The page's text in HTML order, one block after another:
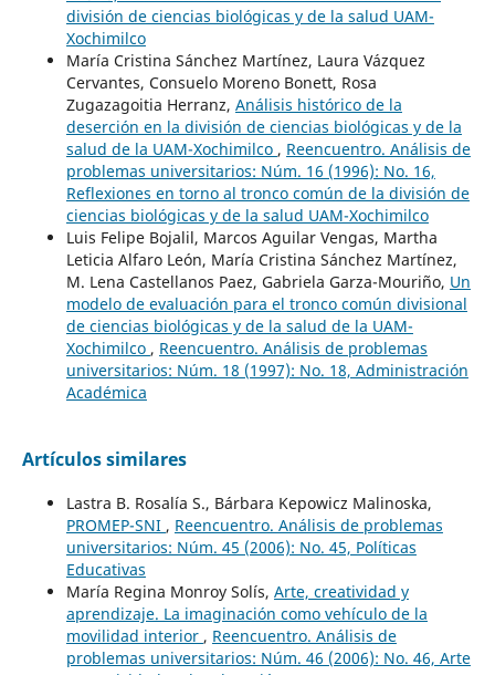
división de ciencias biológicas y de la salud UAM-
Xochimilco
María Cristina Sánchez Martínez, Laura Vázquez
Cervantes, Consuelo Moreno Bonett, Rosa
Zugazagoitia Herranz, Análisis histórico de la
deserción en la división de ciencias biológicas y de la
salud de la UAM-Xochimilco , Reencuentro. Análisis de
problemas universitarios: Núm. 16 (1996): No. 16,
Reflexiones en torno al tronco común de la división de
ciencias biológicas y de la salud UAM-Xochimilco
Luis Felipe Bojalil, Marcos Aguilar Vengas, Martha
Leticia Alfaro León, María Cristina Sánchez Martínez,
M. Lena Castellanos Paez, Gabriela Garza-Mouriño, Un
modelo de evaluación para el tronco común divisional
de ciencias biológicas y de la salud de la UAM-
Xochimilco , Reencuentro. Análisis de problemas
universitarios: Núm. 18 (1997): No. 18, Administración
Académica
Artículos similares
Lastra B. Rosalía S., Bárbara Kepowicz Malinoska,
PROMEP-SNI , Reencuentro. Análisis de problemas
universitarios: Núm. 45 (2006): No. 45, Políticas
Educativas
María Regina Monroy Solís, Arte, creatividad y
aprendizaje. La imaginación como vehículo de la
movilidad interior , Reencuentro. Análisis de
problemas universitarios: Núm. 46 (2006): No. 46, Arte